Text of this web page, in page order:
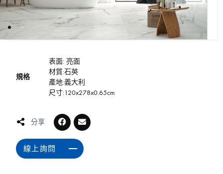
規格
表面: 亮面
材質:石英
產地:義大利
尺寸:120x278x0.65cm
分享
線上詢問